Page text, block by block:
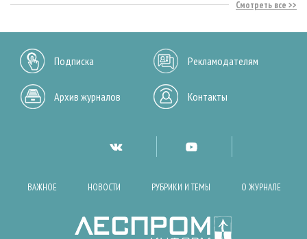
Смотреть все
Подписка Рекламодателям
Архив журналов Контакты
ВАЖНОЕ НОВОСТИ РУБРИКИ И ТЕМЫ О ЖУРНАЛЕ